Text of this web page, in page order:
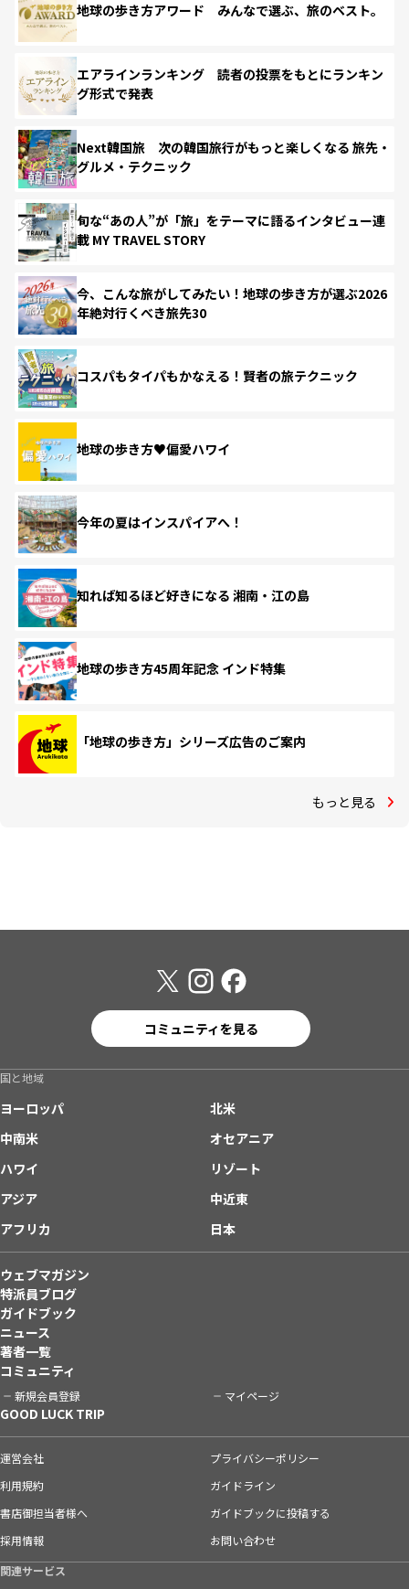
地球の歩き方アワード みんなで選ぶ、旅のベスト。
エアラインランキング 読者の投票をもとにランキン
グ形式で発表
Next韓国旅 次の韓国旅行がもっと楽しくなる 旅先・
グルメ・テクニック
旬な“あの人”が「旅」をテーマに語るインタビュー連
載 MY TRAVEL STORY
今、こんな旅がしてみたい！地球の歩き方が選ぶ2026
年絶対行くべき旅先30
コスパもタイパもかなえる！賢者の旅テクニック
地球の歩き方♥偏愛ハワイ
今年の夏はインスパイアへ！
知れば知るほど好きになる 湘南・江の島
地球の歩き方45周年記念 インド特集
「地球の歩き方」シリーズ広告のご案内
もっと見る
コミュニティを見る
国と地域
ヨーロッパ
北米
中南米
オセアニア
ハワイ
リゾート
アジア
中近東
アフリカ
日本
ウェブマガジン
特派員ブログ
ガイドブック
ニュース
著者一覧
コミュニティ
新規会員登録 マイページ
GOOD LUCK TRIP
運営会社
プライバシーポリシー
利用規約
ガイドライン
書店御担当者様へ
ガイドブックに投稿する
採用情報
お問い合わせ
関連サービス